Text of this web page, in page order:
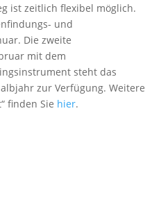
ist zeitlich flexibel möglich.
und
Die zweite
mit dem
steht das
zur Verfügung. Weitere
finden Sie hier.